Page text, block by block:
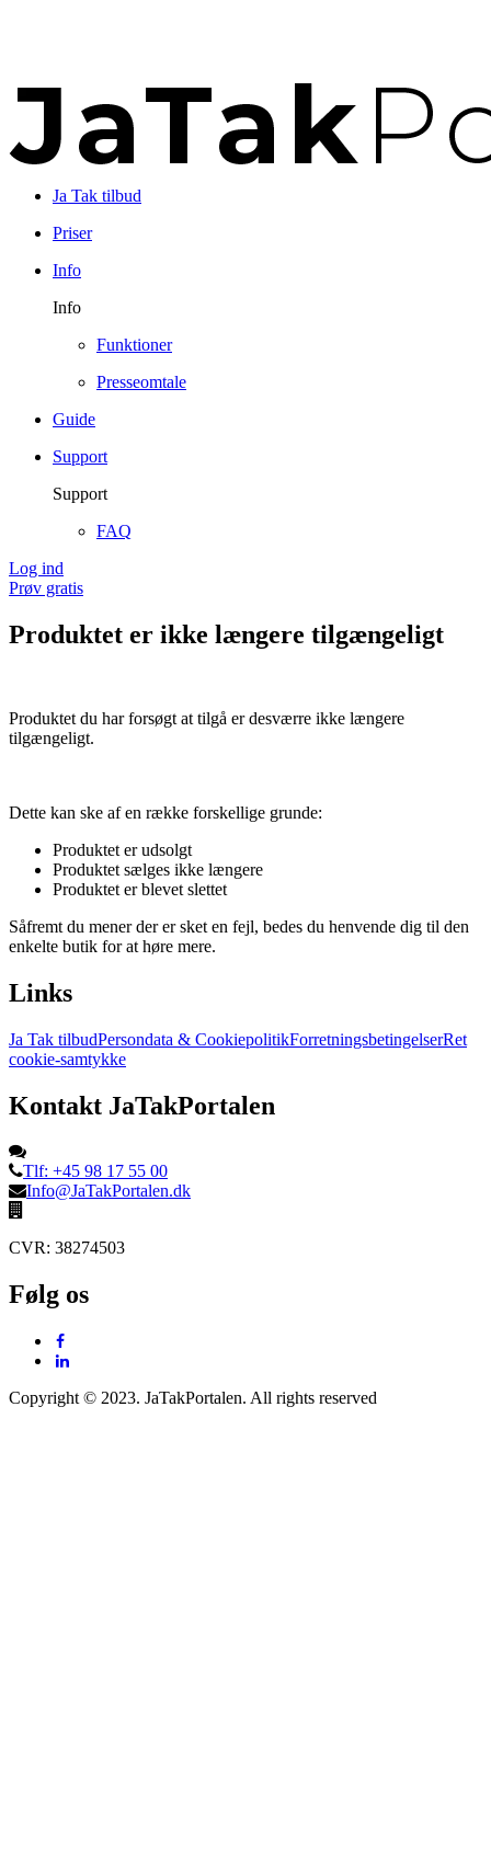
Ja Tak tilbud
Priser
Info
Info
Funktioner
Presseomtale
Guide
Support
Support
FAQ
Log ind
Prøv gratis
Produktet er ikke længere tilgængeligt
Produktet du har forsøgt at tilgå er desværre ikke længere
tilgængeligt.
Dette kan ske af en række forskellige grunde:
Produktet er udsolgt
Produktet sælges ikke længere
Produktet er blevet slettet
Såfremt du mener der er sket en fejl, bedes du henvende dig til den
enkelte butik for at høre mere.
Links
Ja Tak tilbudPersondata & CookiepolitikForretningsbetingelserRet
cookie-samtykke
Kontakt JaTakPortalen
Tlf: +45 98 17 55 00
Info@JaTakPortalen.dk
CVR: 38274503
Følg os
Copyright © 2023. JaTakPortalen. All rights reserved